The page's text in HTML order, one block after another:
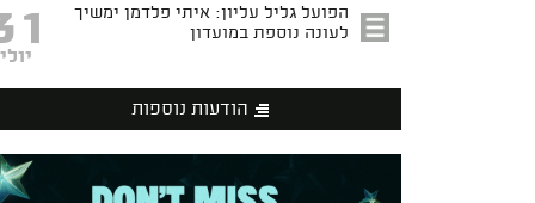
הפועל גליל עליון: איתי פלדמן ימשיך
לעונה נוספת במועדון
יולי
הודעות נוספות